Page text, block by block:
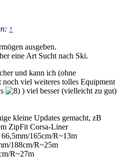
↑
ausgeben.
eine Art Sucht nach Ski.
und kann ich (ohne
viel weiteres tolles Equipment
) viel besser (vielleicht zu gut)
kleine Updates gemacht, zB
ZipFit Corsa-Liner
165cm/R~13m
188cm/R~25m
R~27m